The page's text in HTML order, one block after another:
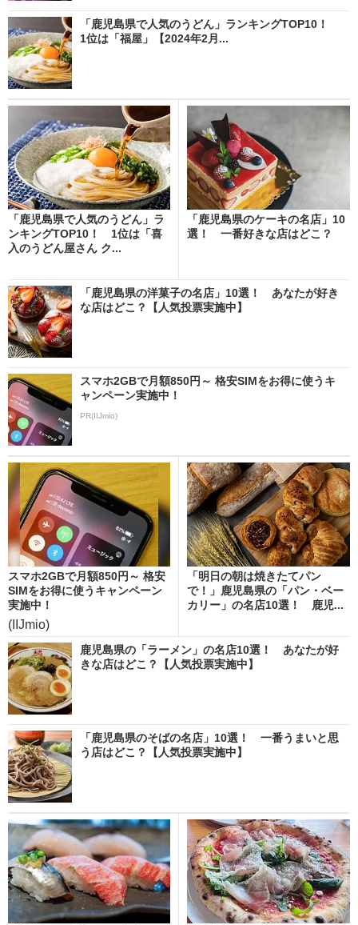
「鹿児島県で人気のうどん」ランキングTOP10！
1位は「福屋」【2024年2月...
「鹿児島県で人気のうどん」ラ
ンキングTOP10！ 1位は「喜
入のうどん屋さん ク...
「鹿児島県のケーキの名店」10
選！ 一番好きな店はどこ？
「鹿児島県の洋菓子の名店」10選！ あなたが好き
な店はどこ？【人気投票実施中】
スマホ2GBで月額850円～ 格安SIMをお得に使うキ
ャンペーン実施中！
PR(IIJmio)
スマホ2GBで月額850円～ 格安
SIMをお得に使うキャンペーン
実施中！
(IIJmio)
「明日の朝は焼きたてパン
で！」鹿児島県の「パン・ベー
カリー」の名店10選！ 鹿児...
鹿児島県の「ラーメン」の名店10選！ あなたが好
きな店はどこ？【人気投票実施中】
「鹿児島県のそばの名店」10選！ 一番うまいと思
う店はどこ？【人気投票実施中】